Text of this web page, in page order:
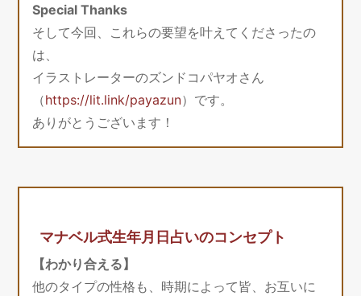
Special Thanks
そして今回、これらの要望を叶えてくださったの
は、
イラストレーターのズンドコパヤオさん
（https://lit.link/payazun）です。
ありがとうございます！
マナベル式生年月日占いのコンセプト
【わかり合える】
他のタイプの性格も、時期によって皆、お互いに